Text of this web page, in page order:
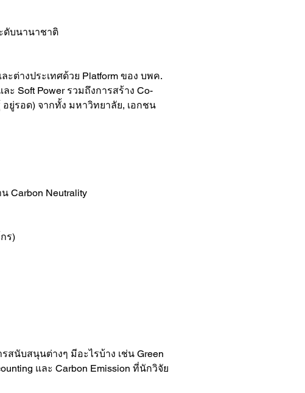
ดับนานาชาติ
ต่างประเทศด้วย Platform ของ บพค.
ะ Soft Power รวมถึงการสร้าง Co-
ยู่รอด) จากทั้ง มหาวิทยาลัย, เอกชน
Neutrality
ร)
และ Carbon Emission ที่นักวิจัย